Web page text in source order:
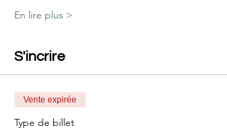
En lire plus >
S'incrire
Vente expirée
Type de billet